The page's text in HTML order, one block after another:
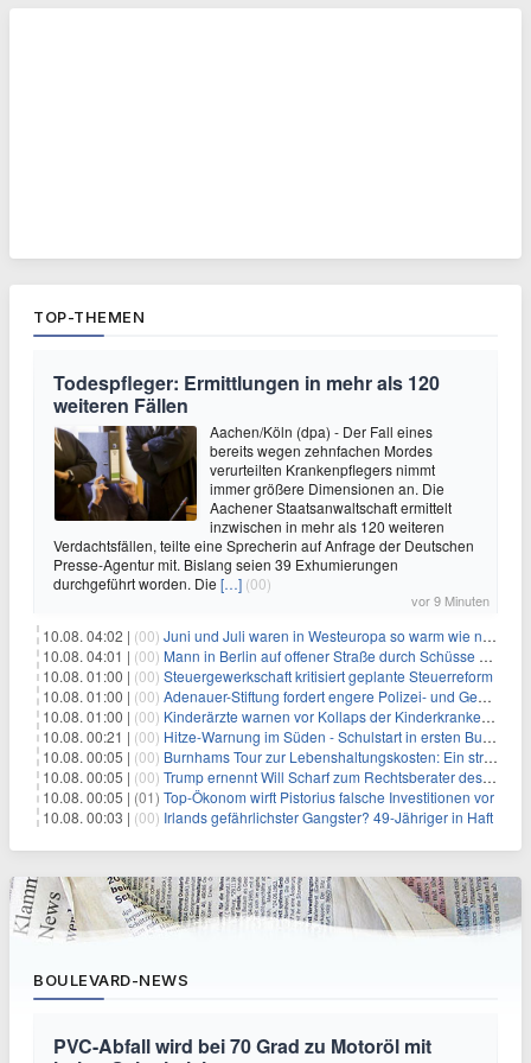
TOP-THEMEN
Todespfleger: Ermittlungen in mehr als 120
weiteren Fällen
Aachen/Köln (dpa) - Der Fall eines
bereits wegen zehnfachen Mordes
verurteilten Krankenpflegers nimmt
immer größere Dimensionen an. Die
Aachener Staatsanwaltschaft ermittelt
inzwischen in mehr als 120 weiteren
Verdachtsfällen, teilte eine Sprecherin auf Anfrage der Deutschen
Presse-Agentur mit. Bislang seien 39 Exhumierungen
durchgeführt worden. Die […] (00)
vor 9 Minuten
10.08. 04:02 | (00) Juni und Juli waren in Westeuropa so warm wie noch nie
10.08. 04:01 | (00) Mann in Berlin auf offener Straße durch Schüsse getötet
10.08. 01:00 | (00) Steuergewerkschaft kritisiert geplante Steuerreform
10.08. 01:00 | (00) Adenauer-Stiftung fordert engere Polizei- und Geheimdienstkooperation
10.08. 01:00 | (00) Kinderärzte warnen vor Kollaps der Kinderkrankenpflege
10.08. 00:21 | (00) Hitze-Warnung im Süden - Schulstart in ersten Bundesländern
10.08. 00:05 | (00) Burnhams Tour zur Lebenshaltungskosten: Ein strategischer Schritt inmitten von Kontroversen
10.08. 00:05 | (00) Trump ernennt Will Scharf zum Rechtsberater des Weißen Hauses: Auswirkungen auf Wirtschaft und Governance
10.08. 00:05 | (01) Top-Ökonom wirft Pistorius falsche Investitionen vor
10.08. 00:03 | (00) Irlands gefährlichster Gangster? 49-Jähriger in Haft
BOULEVARD-NEWS
PVC-Abfall wird bei 70 Grad zu Motoröl mit